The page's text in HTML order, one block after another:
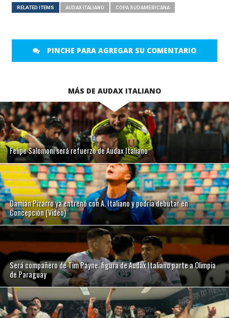
RELATED ITEMS AUDAX ITALIANO COPA SUDAMERICANA
PINCHE PARA AGREGAR SU COMENTARIO
MÁS DE AUDAX ITALIANO
Felipe Salomoni será refuerzo de Audax Italiano
Damián Pizarro ya entrenó con A. Italiano y podría debutar en
Concepción (Video)
Será compañero de Tim Payne: figura de Audax Italiano parte a Olimpia
de Paraguay